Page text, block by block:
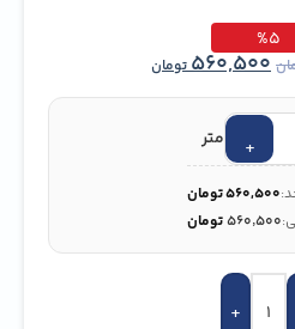
%5
560,500تومان
+ متر
560,500تومان
۵۶۰٬۵۰۰تومان
+